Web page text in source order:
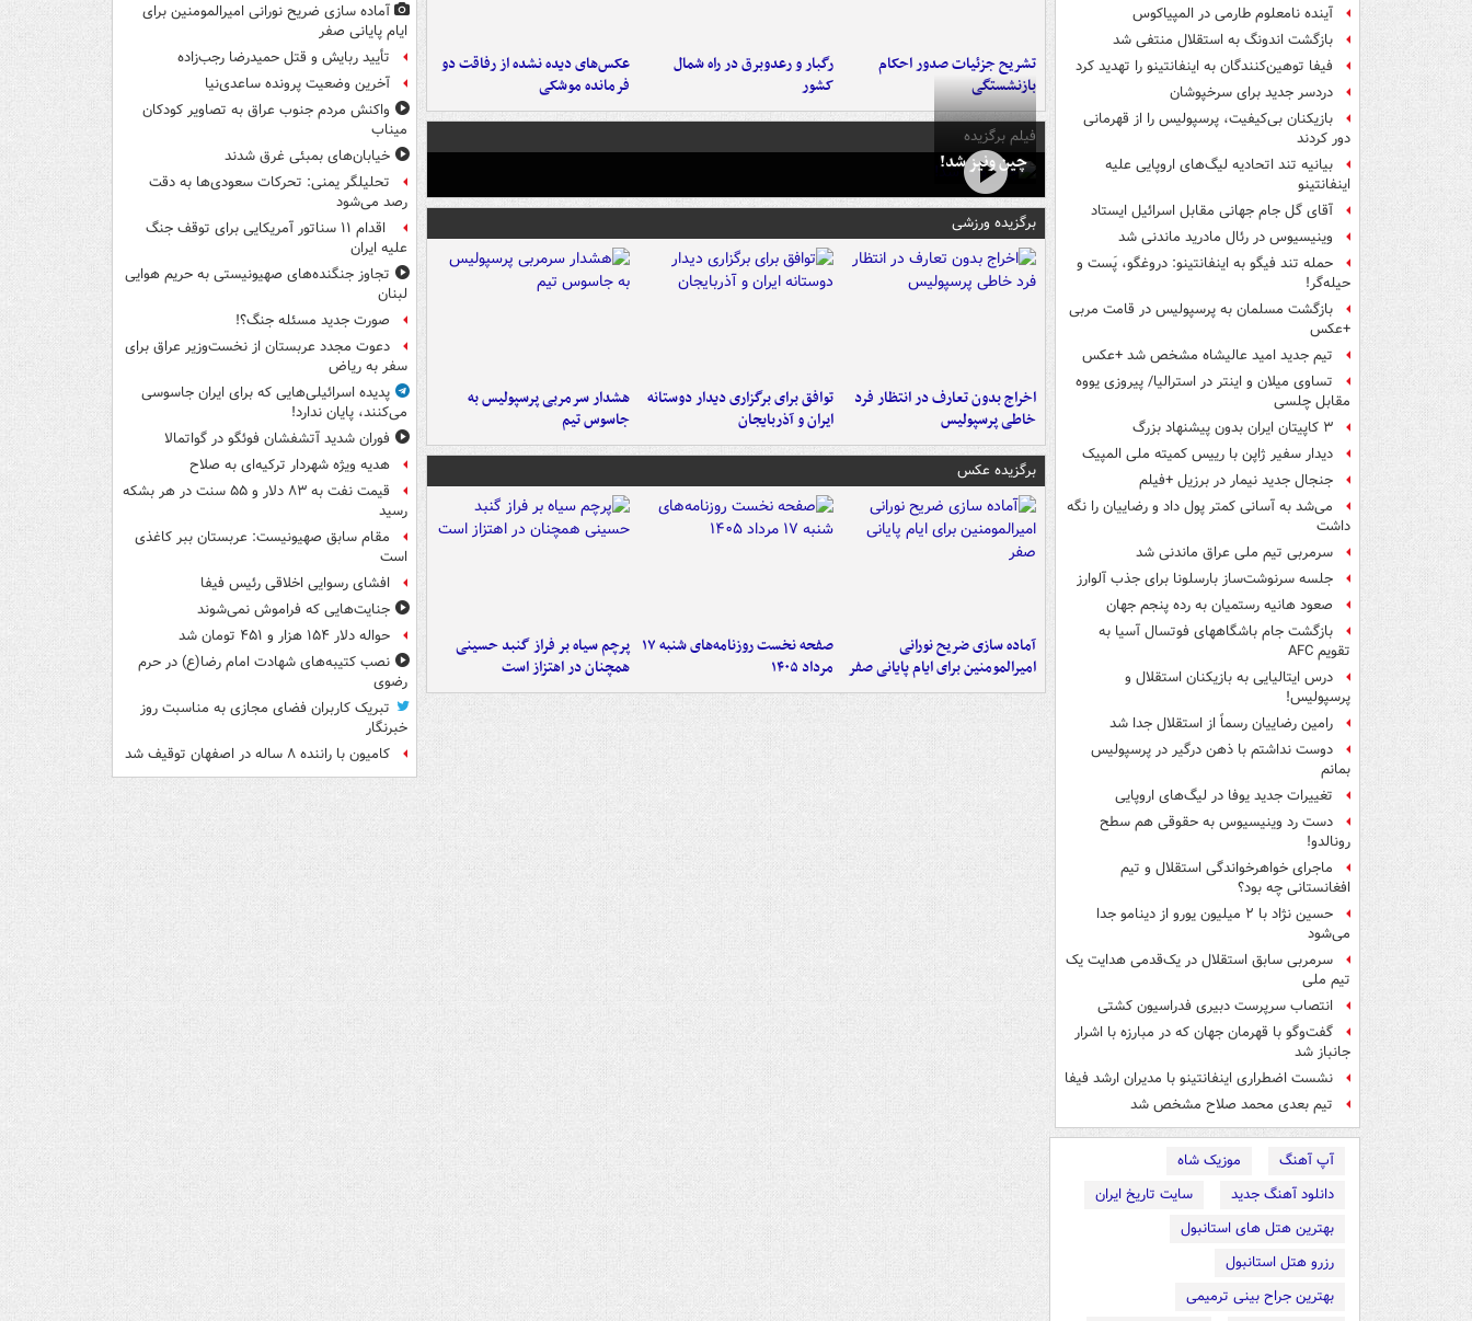
آینده نامعلوم طارمی در المپیاکوس
بازگشت اندونگ به استقلال منتفی شد
فیفا توهین‌کنندگان به اینفانتینو را تهدید کرد
دردسر جدید برای سرخپوشان
بازیکنان بی‌کیفیت، پرسپولیس را از قهرمانی
دور کردند
بیانیه تند اتحادیه لیگ‌های اروپایی علیه
اینفانتینو
آقای گل جام جهانی مقابل اسرائیل ایستاد
وینیسیوس در رئال مادرید ماندنی شد
حمله تند فیگو به اینفانتینو: دروغگو، پَست‌ و
حیله‌گر!
بازگشت مسلمان به پرسپولیس در قامت مربی
+عکس
تیم جدید امید عالیشاه مشخص شد +عکس
تساوی میلان و اینتر در استرالیا/ پیروزی یووه
مقابل چلسی
۳ کاپیتان ایران بدون پیشنهاد بزرگ
دیدار سفیر ژاپن با رییس کمیته ملی المپیک
جنجال جدید نیمار در برزیل +فیلم
می‌شد به آسانی کمتر پول داد و رضاییان را نگه
داشت
سرمربی تیم ملی عراق ماندنی شد
جلسه سرنوشت‌ساز بارسلونا برای جذب آلوارز
صعود هانیه رستمیان به رده پنجم جهان
بازگشت جام باشگاههای فوتسال آسیا به
تقویم AFC
درس ایتالیایی‌ به بازیکنان استقلال و
پرسپولیس!
رامین رضاییان رسماً از استقلال جدا شد
دوست نداشتم با ذهن درگیر در پرسپولیس
بمانم
تغییرات جدید یوفا در لیگ‌های اروپایی
دست رد وینیسیوس به حقوقی هم سطح
رونالدو!
ماجرای خواهرخواندگی استقلال و تیم
افغانستانی چه بود؟
حسین نژاد با ۲ میلیون یورو از دینامو جدا
می‌شود
سرمربی سابق استقلال در یک‌قدمی هدایت یک
تیم ملی
انتصاب سرپرست دبیری فدراسیون کشتی
گفت‌وگو با قهرمان جهان که در مبارزه با اشرار
جانباز شد
نشست اضطراری اینفانتینو با مدیران ارشد فیفا
تیم بعدی محمد صلاح مشخص شد
آپ آهنگ
موزیک شاه
دانلود آهنگ جدید
سایت تاریخ ایران
بهترین هتل های استانبول
رزرو هتل استانبول
بهترین جراح بینی ترمیمی
تشریح جزئیات صدور احکام
بازنشستگی
رگبار و رعدوبرق در راه شمال
کشور
عکس‌های دیده نشده از رفاقت دو
فرمانده‌ موشکی
فیلم برگزیده
چین ونیز شد!
برگزیده ورزشی
اخراج بدون تعارف در انتظار فرد
خاطی پرسپولیس
توافق برای برگزاری دیدار دوستانه
ایران و آذربایجان
هشدار سرمربی پرسپولیس به
جاسوس تیم
برگزیده عکس
آماده سازی ضریح نورانی
امیرالمومنین برای ایام پایانی صفر
صفحه نخست روزنامه‌های شنبه ۱۷
مرداد ۱۴۰۵
پرچم سیاه بر فراز گنبد حسینی
همچنان در اهتزاز است
آماده سازی ضریح نورانی امیرالمومنین برای
ایام پایانی صفر
تأیید ربایش و قتل حمیدرضا رجب‌زاده
آخرین وضعیت پرونده ساعدی‌نیا
واکنش مردم جنوب عراق به تصاویر کودکان
میناب
خیابان‌های بمبئی غرق شدند
تحلیلگر یمنی: تحرکات سعودی‌ها به دقت
رصد می‌شود
اقدام ۱۱ سناتور آمریکایی برای توقف جنگ
علیه ایران
تجاوز جنگنده‌های صهیونیستی به حریم هوایی
لبنان
صورت جدید مسئله جنگ؟!
دعوت مجدد عربستان از نخست‌وزیر عراق برای
سفر به ریاض
پدیده اسرائیلی‌هایی که برای ایران جاسوسی
می‌کنند، پایان ندارد!
فوران شدید آتشفشان فوئگو در گواتمالا
هدیه ویژه شهردار ترکیه‌ای به صلاح
قیمت نفت به ۸۳ دلار و ۵۵ سنت در هر بشکه
رسید
مقام سابق صهیونیست: عربستان ببر کاغذی
است
افشای رسوایی اخلاقی رئیس فیفا
جنایت‌هایی که فراموش نمی‌شوند
حواله دلار ۱۵۴ هزار و ۴۵۱ تومان شد
نصب کتیبه‌های شهادت امام رضا(ع) در حرم
رضوی
تبریک کاربران فضای مجازی به مناسبت روز
خبرنگار
کامیون با راننده ۸ ساله در اصفهان توقیف شد